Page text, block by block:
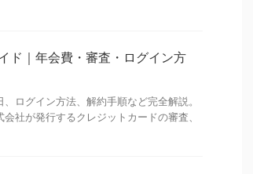
ド｜年会費・審査・ログイン方
ログイン方法、解約手順など完全解説。
社が発行するクレジットカードの審査、